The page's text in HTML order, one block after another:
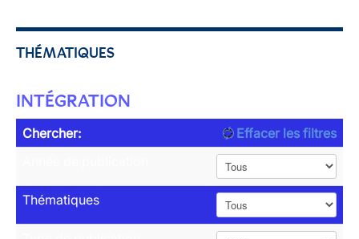
THÉMATIQUES
INTÉGRATION
Chercher:
Effacer les filtres
Thématiques